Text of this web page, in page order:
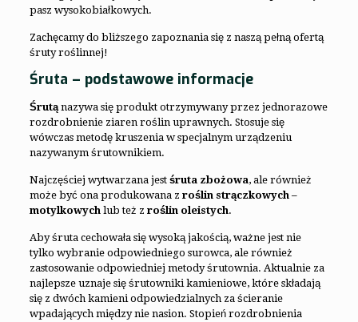
pasz wysokobiałkowych.
Zachęcamy do bliższego zapoznania się z naszą pełną ofertą
śruty roślinnej!
Śruta – podstawowe informacje
Śrutąnazywa się produkt otrzymywany przez jednorazowe
rozdrobnienie ziaren roślin uprawnych. Stosuje się
wówczas metodę kruszenia w specjalnym urządzeniu
nazywanym śrutownikiem.
Najczęściej wytwarzana jestśruta zbożowa, ale również
może być ona produkowana zroślin strączkowych –
motylkowych lub też zroślin oleistych.
Aby śruta cechowała się wysoką jakością, ważne jest nie
tylko wybranie odpowiedniego surowca, ale również
zastosowanie odpowiedniej metody śrutownia. Aktualnie za
najlepsze uznaje się śrutowniki kamieniowe, które składają
się z dwóch kamieni odpowiedzialnych za ścieranie
wpadających między nie nasion. Stopień rozdrobnienia